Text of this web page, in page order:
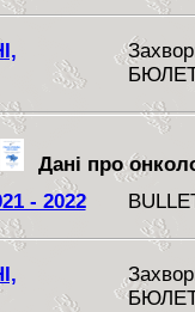
Дані про
- 2022